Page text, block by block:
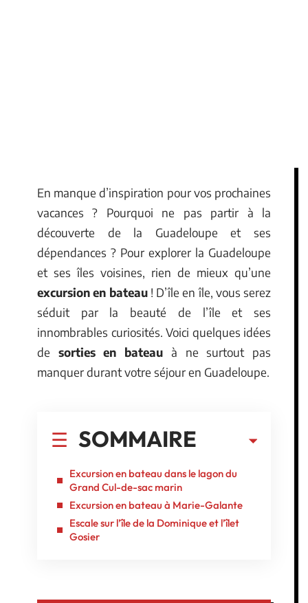
En manque d’inspiration pour vos prochaines
vacances ? Pourquoi ne pas partir à la
découverte de la Guadeloupe et ses
dépendances ? Pour explorer la Guadeloupe
et ses îles voisines, rien de mieux qu’une
excursion en bateau! D’île en île, vous serez
séduit par la beauté de l’île et ses
innombrables curiosités. Voici quelques idées
de sorties en bateau à ne surtout pas
manquer durant votre séjour en Guadeloupe.
SOMMAIRE
Excursion en bateau dans le lagon du
Grand Cul-de-sac marin
Excursion en bateau à Marie-Galante
Escale sur l’île de la Dominique et l’îlet
Gosier